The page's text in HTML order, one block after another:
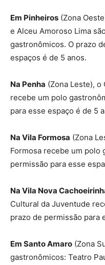
Em Pinheiros (Zona
e Alceu Amoroso Lima
gastronômicos. O prazo
espaços é de 5 anos.
Na Penha (Zona Leste),
recebe um polo
para esse espaço é de 5
Na Vila Formosa (Zona
Formosa recebe um polo
permissão para esse
Na Vila Nova
Cultural da Juventude
prazo de permissão para
Em Santo Amaro (Zona
gastronômicos: Teatro